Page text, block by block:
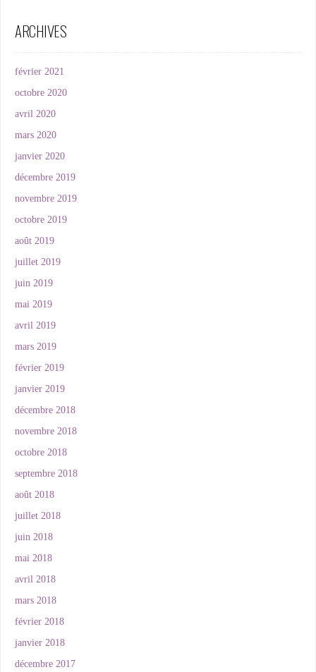
ARCHIVES
février 2021
octobre 2020
avril 2020
mars 2020
janvier 2020
décembre 2019
novembre 2019
octobre 2019
août 2019
juillet 2019
juin 2019
mai 2019
avril 2019
mars 2019
février 2019
janvier 2019
décembre 2018
novembre 2018
octobre 2018
septembre 2018
août 2018
juillet 2018
juin 2018
mai 2018
avril 2018
mars 2018
février 2018
janvier 2018
décembre 2017